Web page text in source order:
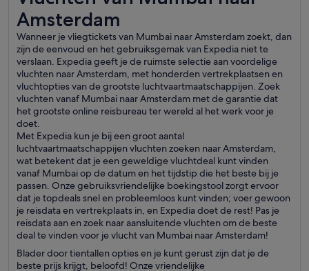
Amsterdam
Wanneer je vliegtickets van Mumbai naar Amsterdam zoekt, dan
zijn de eenvoud en het gebruiksgemak van Expedia niet te
verslaan. Expedia geeft je de ruimste selectie aan voordelige
vluchten naar Amsterdam, met honderden vertrekplaatsen en
vluchtopties van de grootste luchtvaartmaatschappijen. Zoek
vluchten vanaf Mumbai naar Amsterdam met de garantie dat
het grootste online reisbureau ter wereld al het werk voor je
doet.
Met Expedia kun je bij een groot aantal
luchtvaartmaatschappijen vluchten zoeken naar Amsterdam,
wat betekent dat je een geweldige vluchtdeal kunt vinden
vanaf Mumbai op de datum en het tijdstip die het beste bij je
passen. Onze gebruiksvriendelijke boekingstool zorgt ervoor
dat je topdeals snel en probleemloos kunt vinden; voer gewoon
je reisdata en vertrekplaats in, en Expedia doet de rest! Pas je
reisdata aan en zoek naar aansluitende vluchten om de beste
deal te vinden voor je vlucht van Mumbai naar Amsterdam!
Blader door tientallen opties en je kunt gerust zijn dat je de
beste prijs krijgt, beloofd! Onze vriendelijke